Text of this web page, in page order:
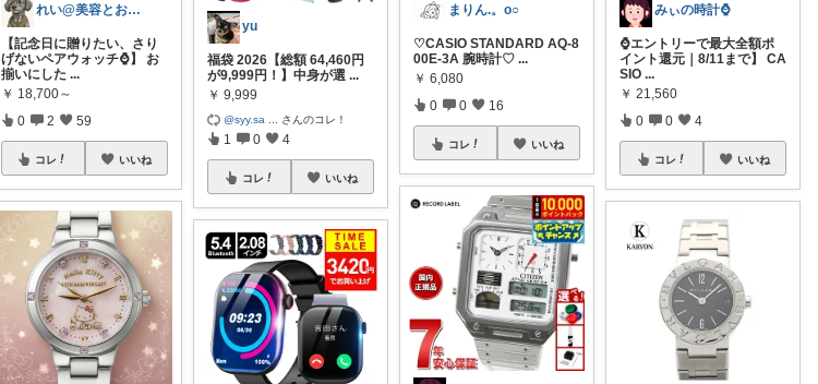
れい@美容とお得に特化
【記念日に贈りたい、さり
げないペアウォッチ⌚️】 お
揃いにした ...
￥ 18,700～
0 2 59
コレ いいね
yu
福袋 2026【総額 64,460円
が9,999円！】中身が選 ...
￥ 9,999
@syy.sa さんのコレ！
1 0 4
コレ いいね
まりん.。o○
♡CASIO STANDARD AQ-8
00E-3A 腕時計♡ ...
￥ 6,080
0 0 16
コレ いいね
みぃの時計⌚
⌚エントリーで最大全額ポ
イント還元｜8/11まで】 CA
SIO ...
￥ 21,560
0 0 4
コレ いいね